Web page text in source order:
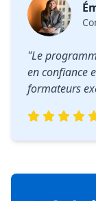
"Le
en confiance
formateurs